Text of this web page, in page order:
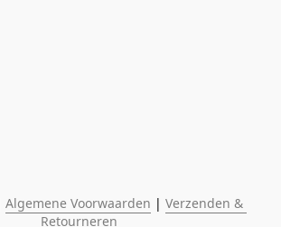
Algemene Voorwaarden | Verzenden &
Retourneren